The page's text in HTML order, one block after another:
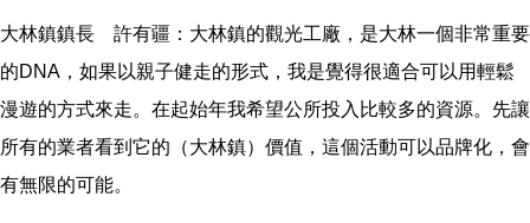
大林鎮鎮長 許有疆：大林鎮的觀光工廠，是大林一個非常重要
的DNA，如果以親子健走的形式，我是覺得很適合可以用輕鬆
漫遊的方式來走。在起始年我希望公所投入比較多的資源。先讓
所有的業者看到它的（大林鎮）價值，這個活動可以品牌化，會
有無限的可能。